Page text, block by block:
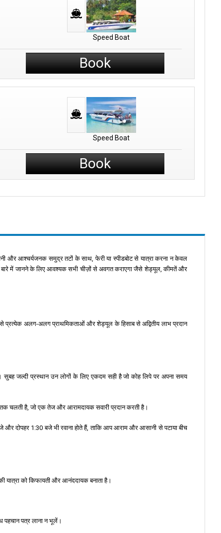
Speed Boat
Book
Speed Boat
Book
और आश्चर्यजनक समुद्र तटों के साथ, फेरी या स्पीडबोट से यात्रा करना न केवल
बारे में जानने के लिए आवश्यक सभी चीज़ों से अवगत कराएगा जैसे शेड्यूल, कीमतें और
से प्रत्येक अलग-अलग प्राथमिकताओं और शेड्यूल के हिसाब से अद्वितीय लाभ प्रदान
सुबह जल्दी प्रस्थान उन लोगों के लिए एकदम सही है जो कोह लिपे पर अपना समय
चलती है, जो एक तेज और आरामदायक सवारी प्रदान करती है।
दोपहर 1:30 बजे भी रवाना होते हैं, ताकि आप आराम और आसानी से पटाया बीच
यात्रा को किफायती और आनंददायक बनाता है।
पहचान पत्र लाना न भूलें।